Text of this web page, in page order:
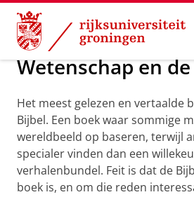
Skip
Content
Skip
Navigation
Maatschappij/bedrijven
Wetenschap en
Het meest gelezen en vertaalde
Bijbel. Een boek waar sommige
wereldbeeld op baseren, terwijl
specialer vinden dan een
verhalenbundel. Feit is dat de
boek is, en om die reden